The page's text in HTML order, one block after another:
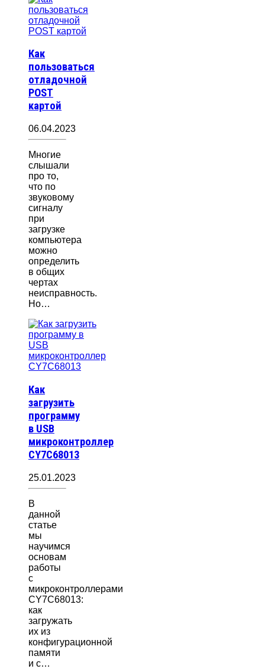
Как
пользоваться
отладочной
POST
картой
06.04.2023
Многие
слышали
про то,
что по
звуковому
сигналу
при
загрузке
компьютера
можно
определить
в общих
чертах
неисправность.
Но…
Как
загрузить
программу
в USB
микроконтроллер
CY7C68013
25.01.2023
В
данной
статье
мы
научимся
основам
работы
с
микроконтроллерами
CY7C68013:
как
загружать
их из
конфигурационной
памяти
и с…